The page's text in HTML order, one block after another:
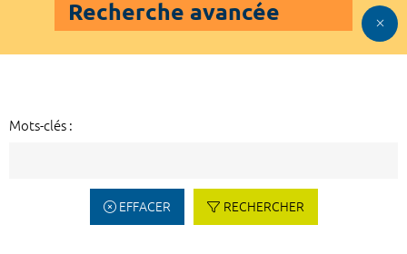
Recherche avancée
Mots-clés :
EFFACER RECHERCHER